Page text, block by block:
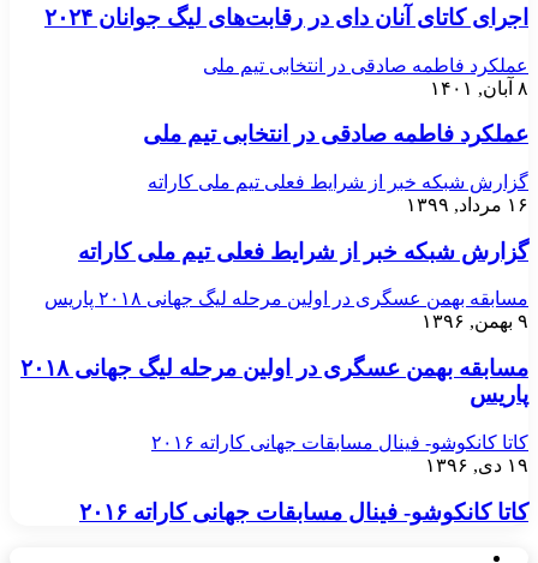
اجرای کاتای آنان دای در رقابت‌های لیگ جوانان ۲۰۲۴
عملکرد فاطمه صادقی در انتخابی تیم ملی
۸ آبان, ۱۴۰۱
عملکرد فاطمه صادقی در انتخابی تیم ملی
گزارش شبکه خبر از شرایط فعلی تیم ملی کاراته
۱۶ مرداد, ۱۳۹۹
گزارش شبکه خبر از شرایط فعلی تیم ملی کاراته
مسابقه بهمن عسگری در اولین مرحله لیگ جهانی ۲۰۱۸ پاریس
۹ بهمن, ۱۳۹۶
مسابقه بهمن عسگری در اولین مرحله لیگ جهانی ۲۰۱۸
پاریس
کاتا کانکوشو- فینال مسابقات جهانی کاراته ۲۰۱۶
۱۹ دی, ۱۳۹۶
کاتا کانکوشو- فینال مسابقات جهانی کاراته ۲۰۱۶